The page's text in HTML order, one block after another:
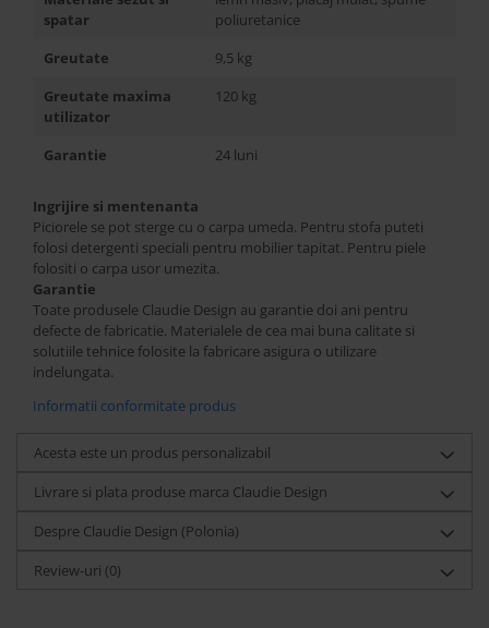
spatar
poliuretanice
Greutate
9,5 kg
Greutate maxima
utilizator
120 kg
Garantie 24 luni
Ingrijire si mentenanta
Piciorele se pot sterge cu o carpa umeda. Pentru stofa puteti
folosi detergenti speciali pentru mobilier tapitat. Pentru piele
folositi o carpa usor umezita.
Garantie
Toate produsele Claudie Design au garantie doi ani pentru
defecte de fabricatie. Materialele de cea mai buna calitate si
solutiile tehnice folosite la fabricare asigura o utilizare
indelungata.
Informatii conformitate produs
Acesta este un produs personalizabil
Livrare si plata produse marca Claudie Design
Despre Claudie Design (Polonia)
Review-uri (0)